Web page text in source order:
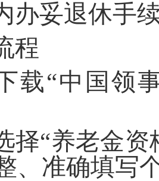
办妥退休手
程
载“中国领
择“养老金
、准确填写